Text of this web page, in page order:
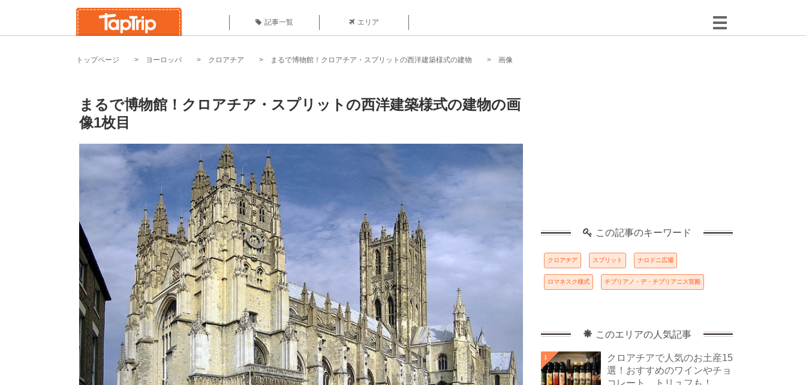
記事一覧 エリア
トップページ ヨーロッパ クロアチア まるで博物館！クロアチア・スプリットの西洋建築様式の建物 画像
まるで博物館！クロアチア・スプリットの西洋建築様式の建物の画
像1枚目
この記事のキーワード
クロアチア スプリット ナロドニ広場
ロマネスク様式 チプリアノ・デ・チプリアニス宮殿
このエリアの人気記事
1
クロアチアで人気のお土産15
選！おすすめのワインやチョ
コレート、トリュフも！